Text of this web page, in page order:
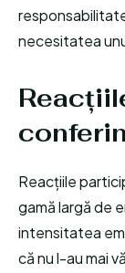
necesitatea
Reacțiile
gamă largă de
intensitatea
că nu l-au mai